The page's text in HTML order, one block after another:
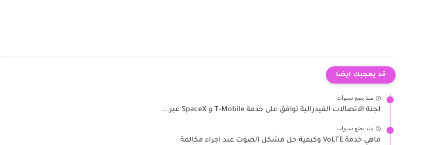
قد يعجبك ايضا
منذ بضع سنوات
لجنة الاتصالات الفيدرالية توافق على خدمة T-Mobile و SpaceX عبر...
منذ بضع سنوات
ماهي خدمة VoLTE وكيفية حل مشكل الصوت عند اجراء مكالمة